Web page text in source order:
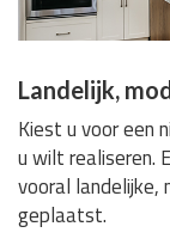
Landelijk,
Kiest u voor een
u wilt realiseren.
vooral landelijke,
geplaatst.